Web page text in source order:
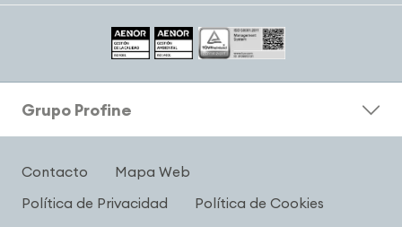
Grupo Profine
Contacto
Mapa Web
Política de Privacidad
Política de Cookies